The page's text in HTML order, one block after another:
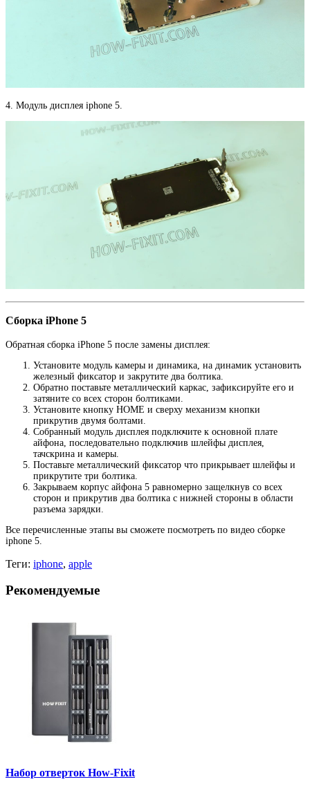
4. Модуль дисплея iphone 5.
Сборка iPhone 5
Обратная сборка iPhone 5 после замены дисплея:
Установите модуль камеры и динамика, на динамик установить
железный фиксатор и закрутите два болтика.
Обратно поставьте металлический каркас, зафиксируйте его и
затяните со всех сторон болтиками.
Установите кнопку HOME и сверху механизм кнопки
прикрутив двумя болтами.
Собранный модуль дисплея подключите к основной плате
айфона, последовательно подключив шлейфы дисплея,
тачскрина и камеры.
Поставьте металлический фиксатор что прикрывает шлейфы и
прикрутите три болтика.
Закрываем корпус айфона 5 равномерно защелкнув со всех
сторон и прикрутив два болтика с нижней стороны в области
разъема зарядки.
Все перечисленные этапы вы сможете посмотреть по видео сборке
iphone 5.
Теги: iphone, apple
Рекомендуемые
Набор отверток How-Fixit